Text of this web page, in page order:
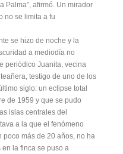
Palma”, afirmó. Un mirador
no se limita a fu
se hizo de noche y la
a mediodía no
periódico Juanita, vecina
testigo de uno de los
siglo: un eclipse total
de 1959 y que se pudo
islas centrales del
a la que el fenómeno
más de 20 años, no ha
la finca se puso a